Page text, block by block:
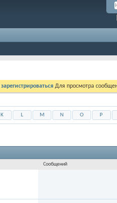
зарегистрироваться Для просмотра
K L M N O P
Сообщений